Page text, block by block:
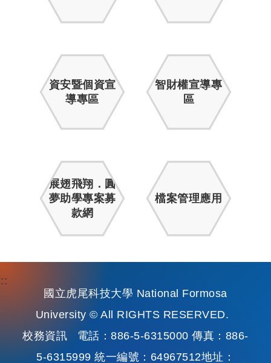
資安暨個資宣
導專區
智財權宣導專
區
展翅飛翔．圓
夢助學專案募
款網
檔案管理應用
國立虎尾科技大學 National Formosa
University © All RIGHTS RESERVED.
校務資訊 電話：886-5-6315000 傳真：886-
5-6315999 統一編號：64967512地址：